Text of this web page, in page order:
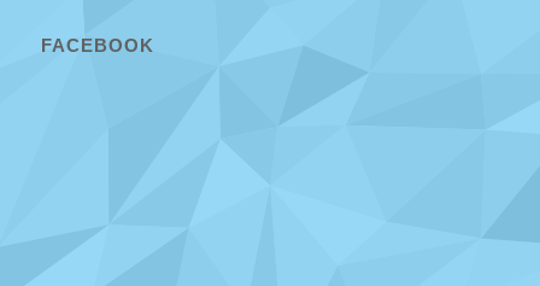
FACEBOOK